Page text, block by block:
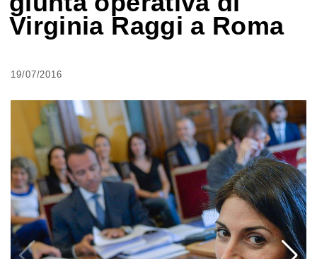
Virginia Raggi a Roma
19/07/2016